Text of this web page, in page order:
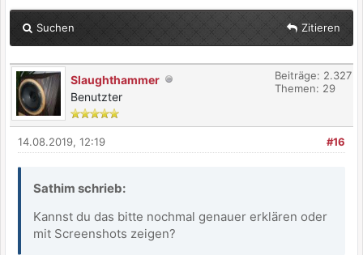
Suchen Zitieren
Slaughthammer
Benutzter
Beiträge: 2.327
Themen: 29
#16
14.08.2019, 12:19
Sathim schrieb:
Kannst du das bitte nochmal genauer erklären oder
mit Screenshots zeigen?